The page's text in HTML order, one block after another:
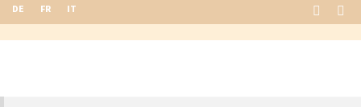
DE FR IT